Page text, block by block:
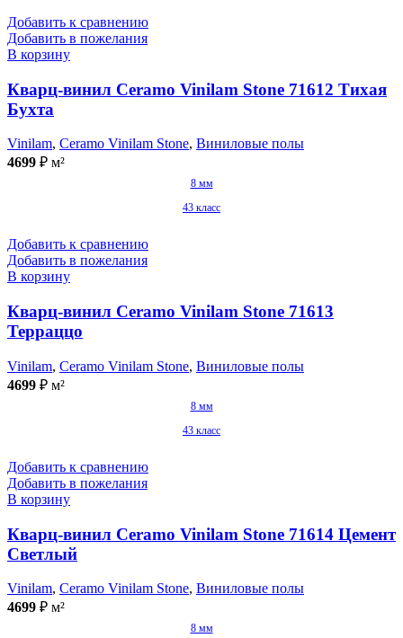
Добавить к сравнению
Добавить в пожелания
В корзину
Кварц-винил Ceramo Vinilam Stone 71612 Тихая
Бухта
Vinilam, Ceramo Vinilam Stone, Виниловые полы
4699 ₽ м²
8 мм
43 класс
Добавить к сравнению
Добавить в пожелания
В корзину
Кварц-винил Ceramo Vinilam Stone 71613
Терраццо
Vinilam, Ceramo Vinilam Stone, Виниловые полы
4699 ₽ м²
8 мм
43 класс
Добавить к сравнению
Добавить в пожелания
В корзину
Кварц-винил Ceramo Vinilam Stone 71614 Цемент
Светлый
Vinilam, Ceramo Vinilam Stone, Виниловые полы
4699 ₽ м²
8 мм